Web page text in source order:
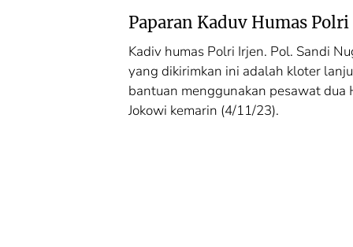
Paparan Kaduv Humas Polri
Kadiv humas Polri Irjen. Pol. Sandi
yang dikirimkan ini adalah kloter
bantuan menggunakan pesawat dua
Jokowi kemarin (4/11/23).
Cek Fakta
Cek Fakta:
Mengungkap Fakta
di Balik Produksi
Mewah: Benarkah
Cek Fakta
Cek Fakta:
Mengungkap